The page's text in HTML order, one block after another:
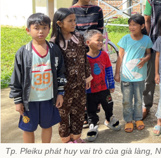
Tp. Pleiku phát huy vai trò của già làng,